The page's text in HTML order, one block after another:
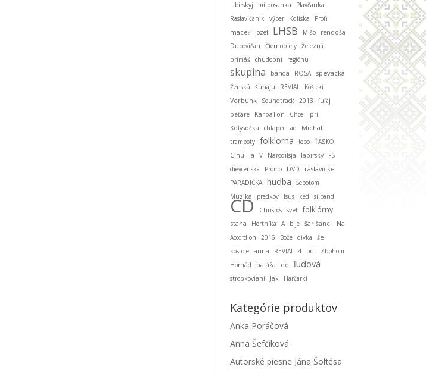
labirskyj
milposanka
Plavčanka
Raslavičanik
výber Kolíska
Profi
mace?
jozef LHSB Mišo
rendoša
Dubovičan
Čiernobiely Železná
primáš chudobni regiónu
skupina banda ROSA spevacka
Ženská šuhaju REVIAL
Košicki
Verbunk
Soundtrack 2013
ľuľaj
beťare
KarpaTon Chcel
pri
Kolysočka
chlapec ad Michal
trampoty folklorna lebo ŤASKO
Cínu
ja V Narodilsja labirsky
FS
dievcenska
Promo DVD
raslavicke
PARADIČKA hudba
Šepotom
Muzika
predkov Isus ked silband
CD Christos svet folklórny
stana Hertníka A bije šarišanci
Na
Accordion
2016 Bože divka
śe
kostole anna REVIAL 4 bul
Zbohom
Hornád
baláža do ľudová
stropkoviani Jak Harčarki
Kategórie produktov
Anka Poráčová
Anna Šefčíková
Autorské piesne Jána Šoltésa